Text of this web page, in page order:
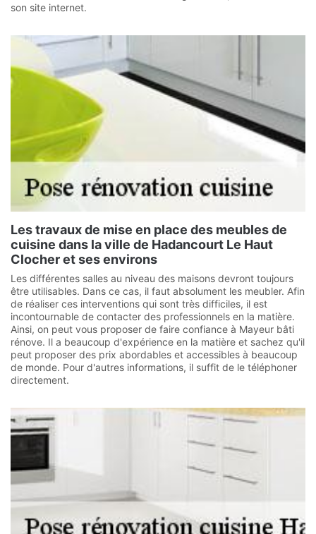
son site internet.
Les travaux de mise en place des meubles de
cuisine dans la ville de Hadancourt Le Haut
Clocher et ses environs
Les différentes salles au niveau des maisons devront toujours
être utilisables. Dans ce cas, il faut absolument les meubler. Afin
de réaliser ces interventions qui sont très difficiles, il est
incontournable de contacter des professionnels en la matière.
Ainsi, on peut vous proposer de faire confiance à Mayeur bâti
rénove. Il a beaucoup d'expérience en la matière et sachez qu'il
peut proposer des prix abordables et accessibles à beaucoup
de monde. Pour d'autres informations, il suffit de le téléphoner
directement.